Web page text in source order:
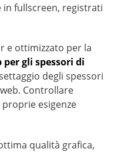
in fullscreen, registrati
e ottimizzato per la
per gli spessori di
degli spessori
Controllare
esigenze
qualità grafica,